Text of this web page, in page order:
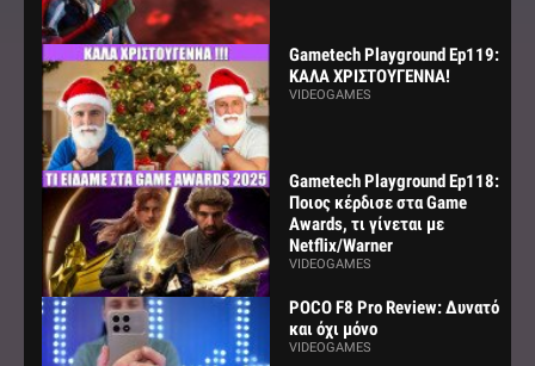
Gametech Playground Ep119:
ΚΑΛΑ ΧΡΙΣΤΟΥΓΕΝΝΑ!
VIDEOGAMES
Gametech Playground Ep118:
Ποιος κέρδισε στα Game
Awards, τι γίνεται με
Netflix/Warner
VIDEOGAMES
POCO F8 Pro Review: Δυνατό
και όχι μόνο
VIDEOGAMES